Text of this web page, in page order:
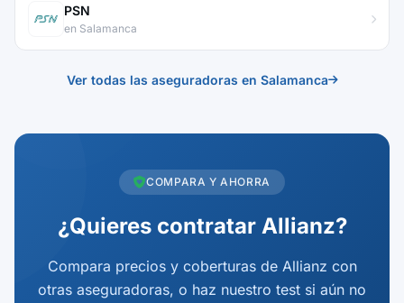
PSN
en Salamanca
Ver todas las aseguradoras en Salamanca
COMPARA Y AHORRA
¿Quieres contratar Allianz?
Compara precios y coberturas de Allianz con
otras aseguradoras, o haz nuestro test si aún no